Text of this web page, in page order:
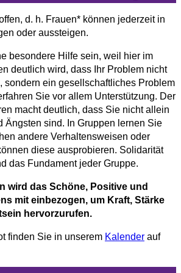
d. h. Frauen* können jederzeit in
oder aussteigen.
besondere Hilfe sein, weil hier im
deutlich wird, dass Ihr Problem nicht
sondern ein gesellschaftliches Problem
Sie vor allem Unterstützung. Der
macht deutlich, dass Sie nicht allein
Ängsten sind. In Gruppen lernen Sie
andere Verhaltensweisen oder
diese ausprobieren. Solidarität
das Fundament jeder Gruppe.
wird das Schöne, Positive und
mit einbezogen, um Kraft, Stärke
hervorzurufen.
finden Sie in unserem Kalender auf